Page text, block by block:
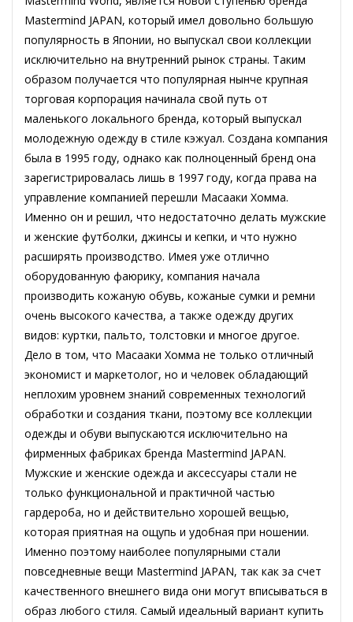
Mastermind JAPAN, который имел довольно большую
популярность в Японии, но выпускал свои коллекции
исключительно на внутренний рынок страны. Таким
образом получается что популярная нынче крупная
торговая корпорация начинала свой путь от
маленького локального бренда, который выпускал
молодежную одежду в стиле кэжуал. Создана компания
была в 1995 году, однако как полноценный бренд она
зарегистрировалась лишь в 1997 году, когда права на
управление компанией перешли Масааки Хомма.
Именно он и решил, что недостаточно делать мужские
и женские футболки, джинсы и кепки, и что нужно
расширять производство. Имея уже отлично
оборудованную фаюрику, компания начала
производить кожаную обувь, кожаные сумки и ремни
очень высокого качества, а также одежду других
видов: куртки, пальто, толстовки и многое другое.
Дело в том, что Масааки Хомма не только отличный
экономист и маркетолог, но и человек обладающий
неплохим уровнем знаний современных технологий
обработки и создания ткани, поэтому все коллекции
одежды и обуви выпускаются исключительно на
фирменных фабриках бренда Mastermind JAPAN.
Мужские и женские одежда и аксессуары стали не
только функциональной и практичной частью
гардероба, но и действительно хорошей вещью,
которая приятная на ощупь и удобная при ношении.
Именно поэтому наиболее популярными стали
повседневные вещи Mastermind JAPAN, так как за счет
качественного внешнего вида они могут вписываться в
образ любого стиля. Самый идеальный вариант купить